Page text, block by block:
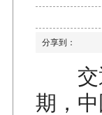
分享到：
交通
期，